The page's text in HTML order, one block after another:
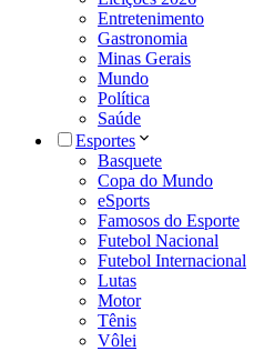
Entretenimento
Gastronomia
Minas Gerais
Mundo
Política
Saúde
Esportes
Basquete
Copa do Mundo
eSports
Famosos do Esporte
Futebol Nacional
Futebol Internacional
Lutas
Motor
Tênis
Vôlei